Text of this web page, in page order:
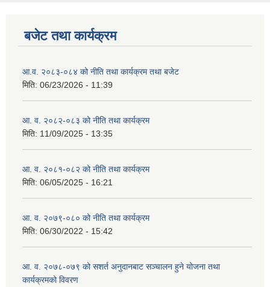
बजेट तथा कार्यक्रम
आ.व. २०८३-०८४ को नीति तथा कार्यक्रम तथा बजेट
मिति: 06/23/2026 - 11:39
आ. व. २०८२-०८३ को नीति तथा कार्यक्रम
मिति: 11/09/2025 - 13:35
आ. व. २०८१-०८२ को नीति तथा कार्यक्रम
मिति: 06/05/2025 - 16:21
आ. व. २०७९-०८० को नीति तथा कार्यक्रम
मिति: 06/30/2022 - 15:42
आ. व. २०७८-०७९ को सशर्त अनुदानबाट सञ्चालन हुने योजना तथा
कार्यक्रमको विवरण